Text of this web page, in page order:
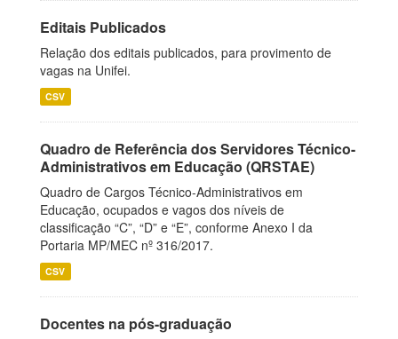
Editais Publicados
Relação dos editais publicados, para provimento de
vagas na Unifei.
CSV
Quadro de Referência dos Servidores Técnico-
Administrativos em Educação (QRSTAE)
Quadro de Cargos Técnico-Administrativos em
Educação, ocupados e vagos dos níveis de
classificação “C”, “D” e “E”, conforme Anexo I da
Portaria MP/MEC nº 316/2017.
CSV
Docentes na pós-graduação